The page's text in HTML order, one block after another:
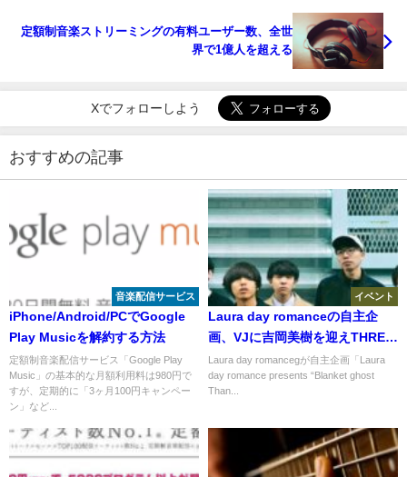
定額制音楽ストリーミングの有料ユーザー数、全世
界で1億人を超える
Xでフォローしよう
おすすめの記事
音楽配信サービス
iPhone/Android/PCでGoogle
Play Musicを解約する方法
定額制音楽配信サービス「Google Play
Music」の基本的な月額利用料は980円で
すが、定期的に「3ヶ月100円キャンペー
ン」など...
イベント
Laura day romanceの自主企
画、VJに吉岡美樹を迎えTHREE
にて開催！
Laura day romancegが自主企画「Laura
day romance presents “Blanket ghost
Than...